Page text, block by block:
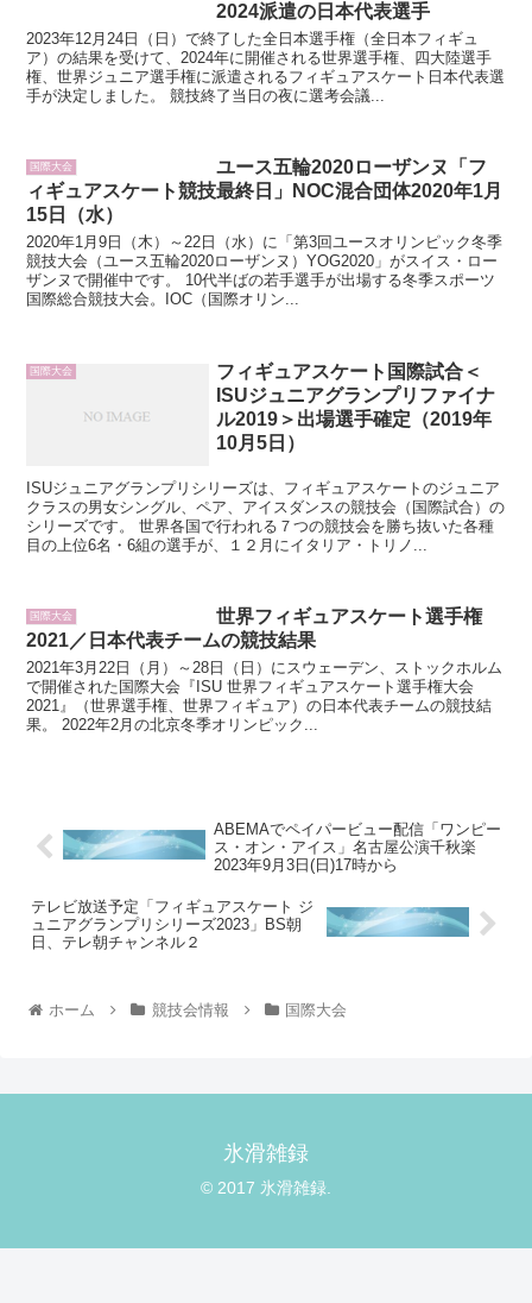
2024派遣の日本代表選手
2023年12月24日（日）で終了した全日本選手権（全日本フィギュ
ア）の結果を受けて、2024年に開催される世界選手権、四大陸選手
権、世界ジュニア選手権に派遣されるフィギュアスケート日本代表選
手が決定しました。 競技終了当日の夜に選考会議...
国際大会
ユース五輪2020ローザンヌ「フ
ィギュアスケート競技最終日」NOC混合団体2020年1月
15日（水）
2020年1月9日（木）～22日（水）に「第3回ユースオリンピック冬季
競技大会（ユース五輪2020ローザンヌ）YOG2020」がスイス・ロー
ザンヌで開催中です。 10代半ばの若手選手が出場する冬季スポーツ
国際総合競技大会。IOC（国際オリン...
国際大会
フィギュアスケート国際試合＜
ISUジュニアグランプリファイナ
ル2019＞出場選手確定（2019年
10月5日）
ISUジュニアグランプリシリーズは、フィギュアスケートのジュニア
クラスの男女シングル、ペア、アイスダンスの競技会（国際試合）の
シリーズです。 世界各国で行われる７つの競技会を勝ち抜いた各種
目の上位6名・6組の選手が、１２月にイタリア・トリノ...
国際大会
世界フィギュアスケート選手権
2021／日本代表チームの競技結果
2021年3月22日（月）～28日（日）にスウェーデン、ストックホルム
で開催された国際大会『ISU 世界フィギュアスケート選手権大会
2021』（世界選手権、世界フィギュア）の日本代表チームの競技結
果。 2022年2月の北京冬季オリンピック...
ABEMAでペイパービュー配信「ワンピー
ス・オン・アイス」名古屋公演千秋楽
2023年9月3日(日)17時から
テレビ放送予定「フィギュアスケート ジ
ュニアグランプリシリーズ2023」BS朝
日、テレ朝チャンネル２
ホーム 競技会情報 国際大会
氷滑雑録
© 2017 氷滑雑録.